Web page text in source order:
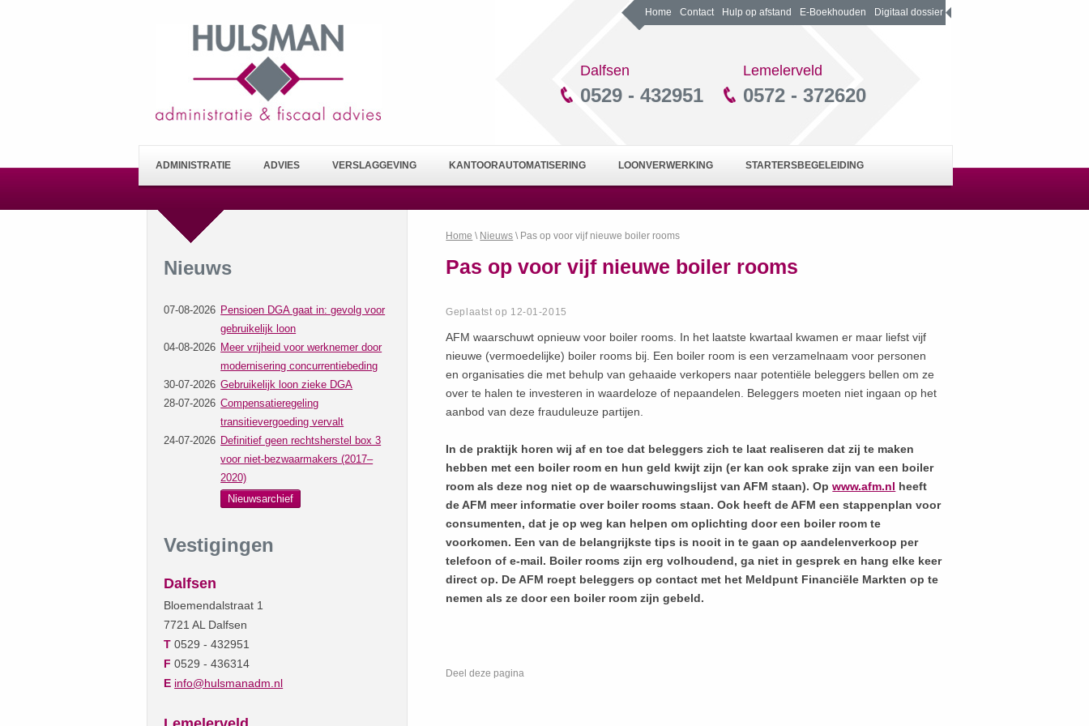
Home Contact Hulp op afstand E-Boekhouden Digitaal dossier
Dalfsen
0529 - 432951
Lemelerveld
0572 - 372620
ADMINISTRATIE ADVIES VERSLAGGEVING KANTOORAUTOMATISERING LOONVERWERKING STARTERSBEGELEIDING
Nieuws
07-08-2026 Pensioen DGA gaat in: gevolg voor
gebruikelijk loon
04-08-2026 Meer vrijheid voor werknemer door
modernisering concurrentiebeding
30-07-2026 Gebruikelijk loon zieke DGA
28-07-2026 Compensatieregeling
transitievergoeding vervalt
24-07-2026 Definitief geen rechtsherstel box 3
voor niet-bezwaarmakers (2017–
2020)
Nieuwsarchief
Vestigingen
Dalfsen
Bloemendalstraat 1
7721 AL Dalfsen
T 0529 - 432951
F 0529 - 436314
E info@hulsmanadm.nl
Home \ Nieuws \ Pas op voor vijf nieuwe boiler rooms
Pas op voor vijf nieuwe boiler rooms
Geplaatst op 12-01-2015
AFM waarschuwt opnieuw voor boiler rooms. In het laatste kwartaal kwamen er maar liefst vijf
nieuwe (vermoedelijke) boiler rooms bij. Een boiler room is een verzamelnaam voor personen
en organisaties die met behulp van gehaaide verkopers naar potentiële beleggers bellen om ze
over te halen te investeren in waardeloze of nepaandelen. Beleggers moeten niet ingaan op het
aanbod van deze frauduleuze partijen.
In de praktijk horen wij af en toe dat beleggers zich te laat realiseren dat zij te maken
hebben met een boiler room en hun geld kwijt zijn (er kan ook sprake zijn van een boiler
room als deze nog niet op de waarschuwingslijst van AFM staan). Opwww.afm.nl heeft
de AFM meer informatie over boiler rooms staan. Ook heeft de AFM een stappenplan voor
consumenten, dat je op weg kan helpen om oplichting door een boiler room te
voorkomen. Een van de belangrijkste tips is nooit in te gaan op aandelenverkoop per
telefoon of e-mail. Boiler rooms zijn erg volhoudend, ga niet in gesprek en hang elke keer
direct op. De AFM roept beleggers op contact met het Meldpunt Financiële Markten op te
nemen als ze door een boiler room zijn gebeld.
Deel deze pagina